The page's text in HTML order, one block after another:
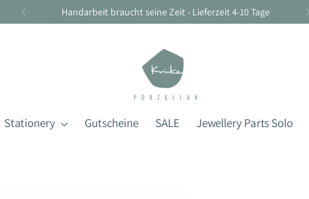
Handarbeit braucht seine Zeit - Lieferzeit 4-10 Tage
Stationery Gutscheine SALE Jewellery Parts Solo